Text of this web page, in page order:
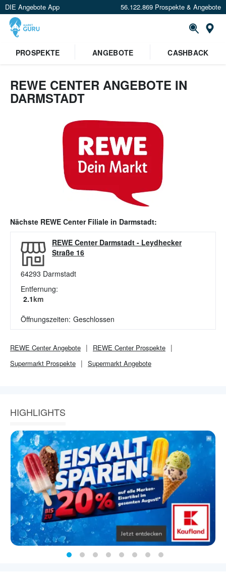
DIE Angebote App 56.122.869 Prospekte & Angebote
PROSPEKTE
ANGEBOTE CASHBACK
REWE CENTER ANGEBOTE IN
DARMSTADT
Nächste REWE CenterFiliale in Darmstadt:
REWE Center Darmstadt - Leydhecker
Straße 16
64293 Darmstadt
Entfernung:
2.1km
Öffnungszeiten: Geschlossen
REWE CenterAngebote REWE CenterProspekte
Supermarkt Prospekte Supermarkt Angebote
HIGHLIGHTS